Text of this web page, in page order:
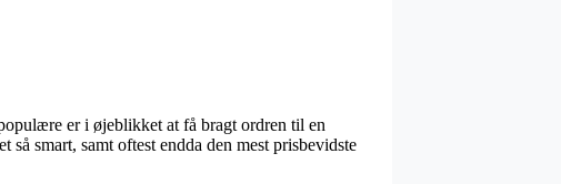
er i øjeblikket at få bragt ordren til en
smart, samt oftest endda den mest prisbevidste